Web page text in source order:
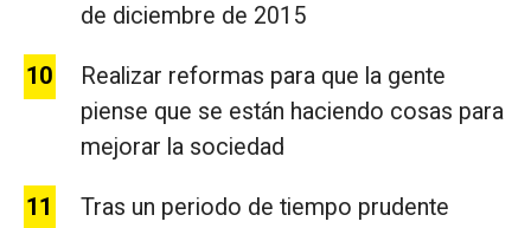
de diciembre de 2015
Realizar reformas para que la gente
piense que se están haciendo cosas para
mejorar la sociedad
Tras un periodo de tiempo prudente